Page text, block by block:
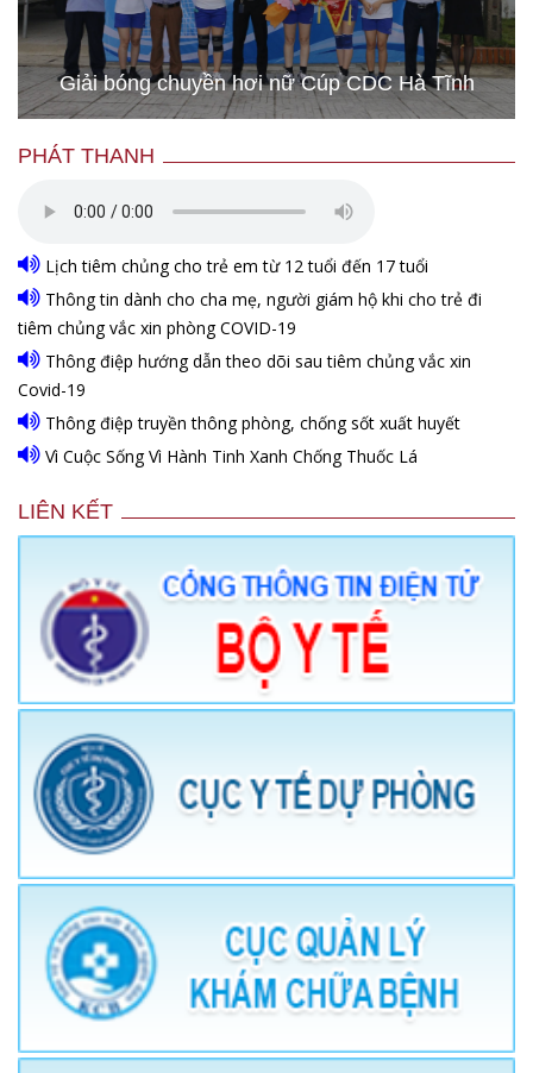
Giải bóng chuyền hơi nữ Cúp CDC Hà Tĩnh
PHÁT THANH
Lịch tiêm chủng cho trẻ em từ 12 tuổi đến 17 tuổi
Thông tin dành cho cha mẹ, người giám hộ khi cho trẻ đi
tiêm chủng vắc xin phòng COVID-19
Thông điệp hướng dẫn theo dõi sau tiêm chủng vắc xin
Covid-19
Thông điệp truyền thông phòng, chống sốt xuất huyết
Vì Cuộc Sống Vì Hành Tinh Xanh Chống Thuốc Lá
LIÊN KẾT